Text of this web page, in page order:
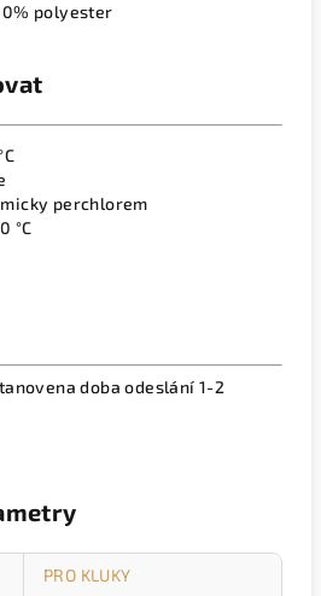
polyester
perchlorem
°C
doba odeslání 1-2
PRO KLUKY